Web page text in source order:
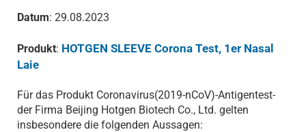
Datum: 29.08.2023
Produkt: HOTGEN SLEEVE Corona Test, 1er Nasal
Laie
Für das Produkt Coronavirus(2019-nCoV)-Antigentest-
der Firma Beijing Hotgen Biotech Co., Ltd. gelten
insbesondere die folgenden Aussagen: